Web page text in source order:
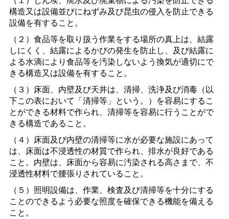
構造又は設備並びにねずみ及び昆虫の侵入を防止できる
設備を有すること。
（２）食品等を取り扱う作業をする場所の真上は、結露
しにくく、結露によるかびの発生を防止し、及び結露に
よる水滴により食品等を汚染しないよう換気が適切にで
きる構造又は設備を有すること。
（３）床面、内壁及び天井は、清掃、洗浄及び消毒（以
下この表において「清掃等」という。）を容易にするこ
とができる材料で作られ、清掃等を容易に行うことがで
きる構造であること。
（４）床面及び内壁の清掃等に水が必要な施設にあって
は、床面は不浸透性の材質で作られ、排水が良好である
こと。内壁は、床面から容易に汚染される高さまで、不
浸透性材料で腰張りされていること。
（５）照明設備は、作業、検査及び清掃等を十分にする
ことのできるよう必要な照度を確保できる機能を備える
こと。